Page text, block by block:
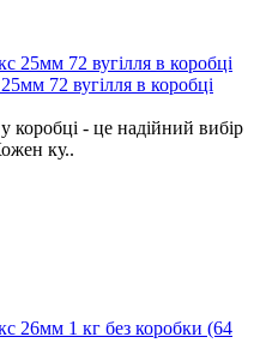
72 вугілля в коробці
коробці - це надійний вибір
ку..